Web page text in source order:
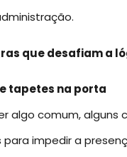
que desafiam a
tapetes na porta
algo comum, alguns
para impedir a